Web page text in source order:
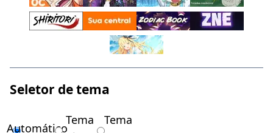
Seletor de tema
Automático
Tema
Tema